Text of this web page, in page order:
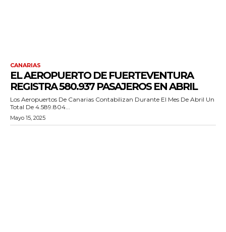
CANARIAS
EL AEROPUERTO DE FUERTEVENTURA
REGISTRA 580.937 PASAJEROS EN ABRIL
Los Aeropuertos De Canarias Contabilizan Durante El Mes De Abril Un
Total De 4.589.804...
Mayo 15, 2025